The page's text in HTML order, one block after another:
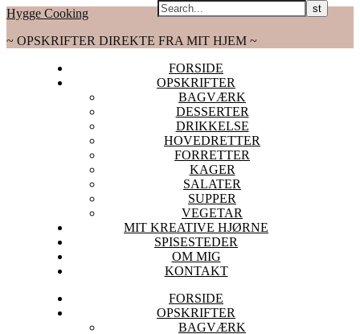
Hygge Cooking
~ OPSKRIFTER DIREKTE FRA MIT HJEM ~
FORSIDE
OPSKRIFTER
BAGVÆRK
DESSERTER
DRIKKELSE
HOVEDRETTER
FORRETTER
KAGER
SALATER
SUPPER
VEGETAR
MIT KREATIVE HJØRNE
SPISESTEDER
OM MIG
KONTAKT
FORSIDE
OPSKRIFTER
BAGVÆRK